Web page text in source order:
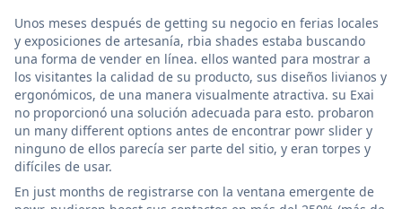
Unos meses después de getting su negocio en ferias locales
y exposiciones de artesanía, rbia shades estaba buscando
una forma de vender en línea. ellos wanted para mostrar a
los visitantes la calidad de su producto, sus diseños livianos y
ergonómicos, de una manera visualmente atractiva. su Exai
no proporcionó una solución adecuada para esto. probaron
un many different options antes de encontrar powr slider y
ninguno de ellos parecía ser parte del sitio, y eran torpes y
difíciles de usar.
En just months de registrarse con la ventana emergente de